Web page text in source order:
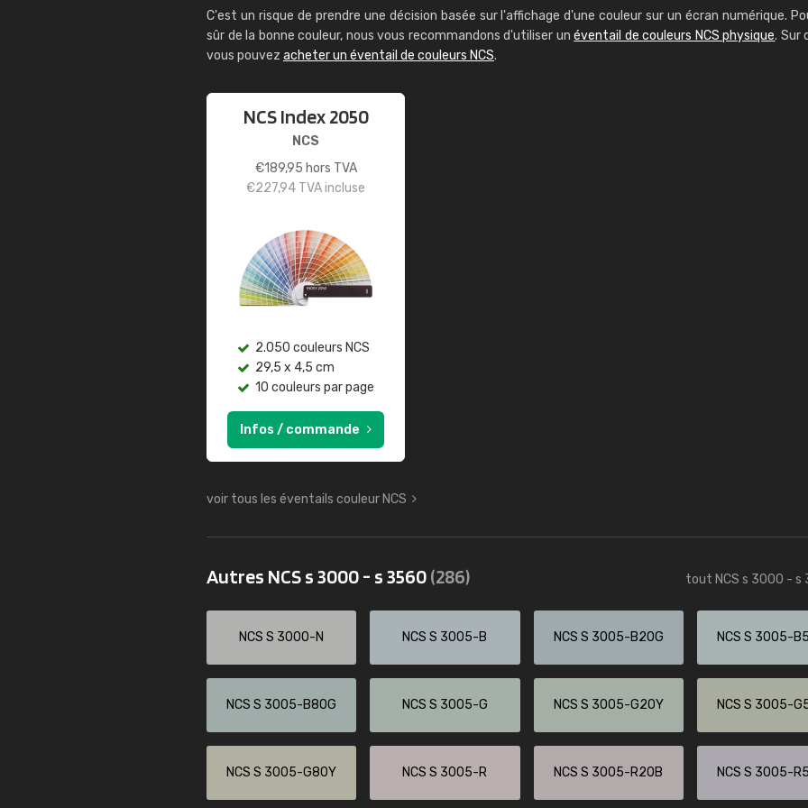
C'est un risque de prendre une décision basée sur l'affichage d'une couleur sur un écran numérique.
sûr de la bonne couleur, nous vous recommandons d'utiliser unéventail de couleurs NCS physique. Sur
vous pouvez acheter un éventail de couleurs NCS.
NCS Index 2050
NCS
€189,95 hors TVA
€227,94 TVA incluse
2.050 couleurs NCS
29,5 x 4,5 cm
10 couleurs par page
Infos / commande
voir tous les éventails couleur NCS
Autres NCS s 3000 - s 3560(286) tout NCS s 3000 - s
NCS S 3000-N NCS S 3005-B NCS S 3005-B20G NCS S 3005-
NCS S 3005-B80G NCS S 3005-G NCS S 3005-G20Y NCS S 3005-
NCS S 3005-G80Y NCS S 3005-R NCS S 3005-R20B NCS S 3005-